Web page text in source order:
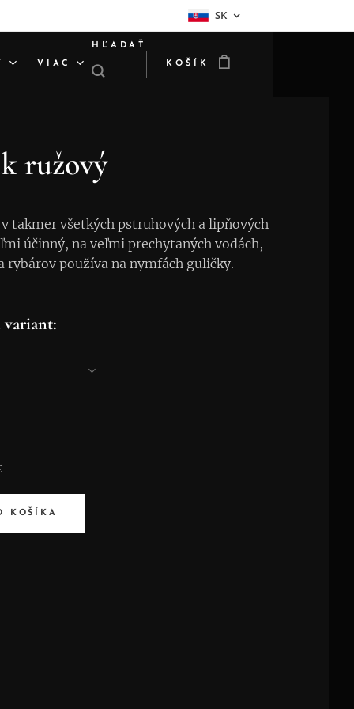
SK
VIAC
HĽADAŤ
KOŠÍK
ružový
takmer všetkých pstruhových a lipňových
účinný, na veľmi prechytaných vodách,
rybárov používa na nymfách guličky.
variant:
KOŠÍKA